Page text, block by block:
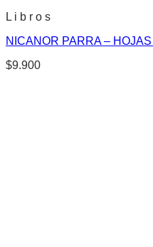
L i b r o s
NICANOR PARRA –
$9.900